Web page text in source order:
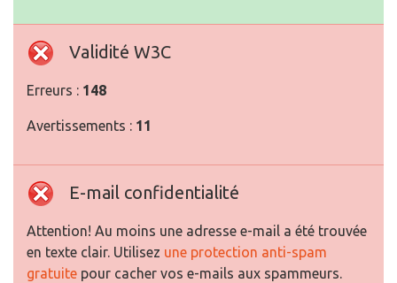
Validité W3C
Erreurs : 148
Avertissements : 11
E-mail confidentialité
Attention! Au moins une adresse e-mail a été trouvée
en texte clair. Utilisez une protection anti-spam
gratuite pour cacher vos e-mails aux spammeurs.